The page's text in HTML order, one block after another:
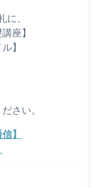
に、
座】
】
さい。
】